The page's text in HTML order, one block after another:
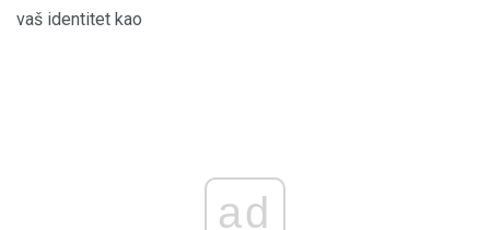
vaš identitet kao
ad